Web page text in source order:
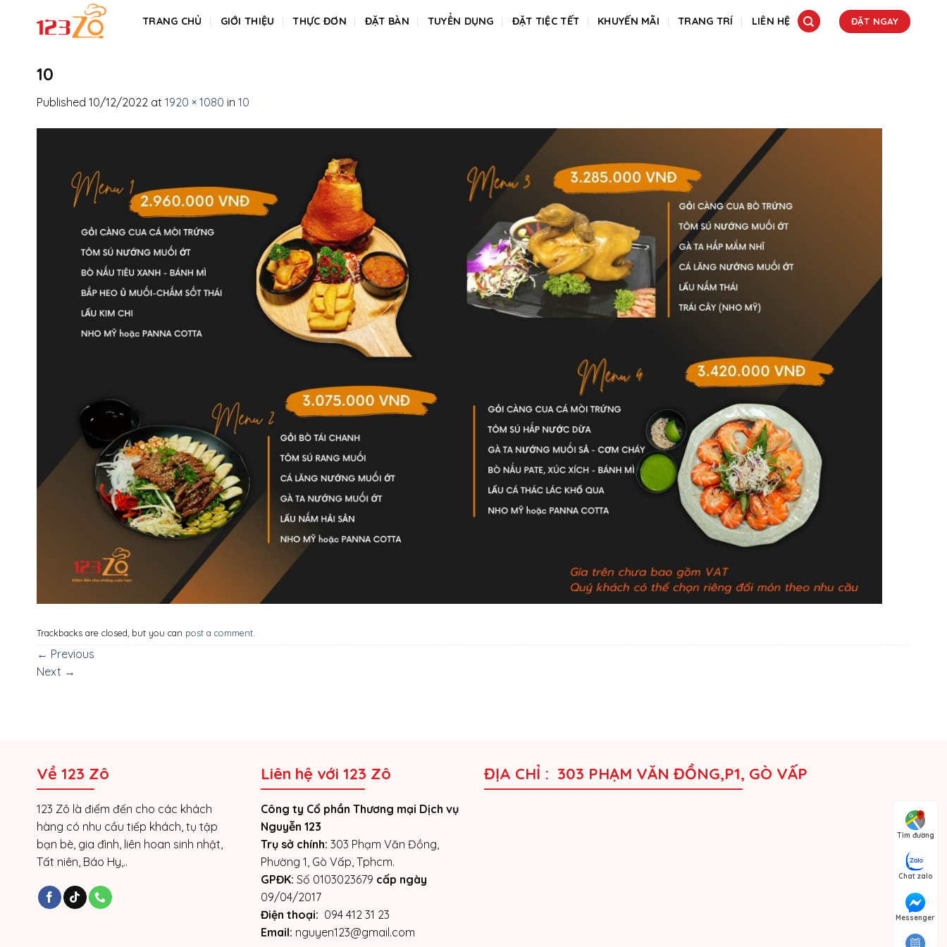
TRANG CHỦ GIỚI THIỆU THỰC ĐƠN ĐẶT BÀN TUYỂN DỤNG ĐẶT TIỆC TẾT KHUYẾN MÃI TRANG TRÍ LIÊN HỆ ĐẶT NGAY
10
Published 10/12/2022 at 1920 × 1080 in 10
Trackbacks are closed, but you can post a comment
← Previous
Next →
Về 123 Zô
123 Zô là điểm đến cho các khách
hàng có nhu cầu tiếp khách, tụ tập
bạn bè, gia đình, liên hoan sinh nhật,
Tất niên, Báo Hy,..
Liên hệ với 123 Zô
Công ty Cổ phần Thương mại Dịch vụ
Nguyễn 123
Trụ sở chính: 303 Phạm Văn Đồng,
Phường 1, Gò Vấp, Tphcm.
GPĐK: Số 0103023679 cấp ngày
09/04/2017
Điện thoại: 094 412 31 23
Email: nguyen123@gmail.com
ĐỊA CHỈ : 303 PHẠM VĂN ĐỒNG,P1, GÒ VẤP
Tìm đường
Chat zalo
Messenger